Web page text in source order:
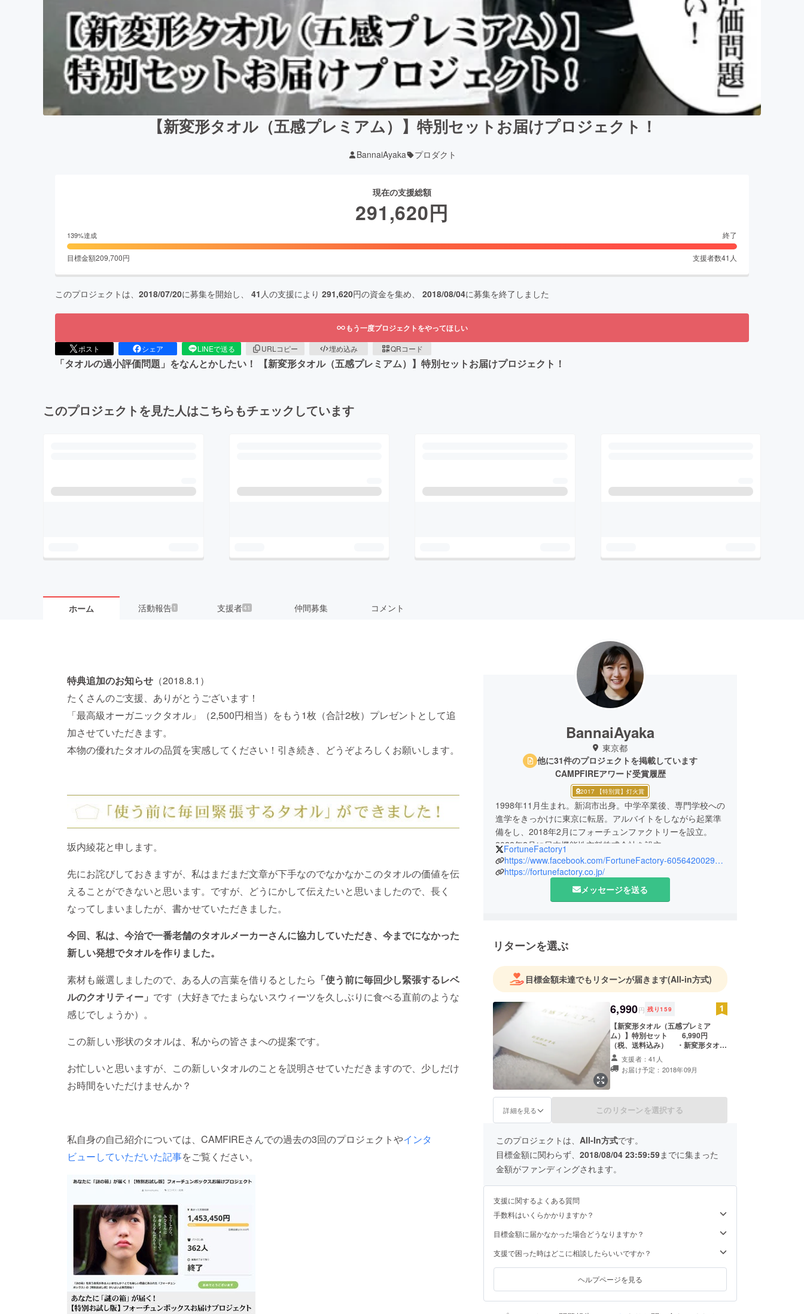
【新変形タオル（五感プレミアム）】特別セットお届けプロジェクト！
BannaiAyaka プロダクト
現在の支援総額
291,620円
139%達成 終了
目標金額209,700円 支援者数41 人
このプロジェクトは、 2018/07/20に募集を開始し、 41 人の支援により 291,620円の資金を集め、 2018/08/04に募集を終了しました
もう一度プロジェクトをやってほしい
ポスト シェア LINEで送る URLコピー 埋め込み QRコード
「タオルの過小評価問題」をなんとかしたい！ 【新変形タオル（五感プレミアム）】特別セットお届けプロジェクト！
このプロジェクトを見た人はこちらもチェックしています
ホーム 活動報告 1 支援者41 仲間募集 コメント
特典追加のお知らせ （2018.8.1）
たくさんのご支援、ありがとうございます！
「最高級オーガニックタオル」（2,500円相当）をもう1枚（合計2枚）プレゼントとして追
加させていただきます。
本物の優れたタオルの品質を実感してください！引き続き、どうぞよろしくお願いします。
坂内綾花と申します。
先にお詫びしておきますが、私はまだまだ文章が下手なのでなかなかこのタオルの価値を伝
えることができないと思います。ですが、どうにかして伝えたいと思いましたので、長く
なってしまいましたが、書かせていただきました。
今回、私は、今治で一番老舗のタオルメーカーさんに協力していただき、今までになかった
新しい発想でタオルを作りました。
素材も厳選しましたので、ある人の言葉を借りるとしたら 「使う前に毎回少し緊張するレベ
ルのクオリティー」 です（大好きでたまらないスウィーツを久しぶりに食べる直前のような
感じでしょうか）。
この新しい形状のタオルは、私からの皆さまへの提案です。
お忙しいと思いますが、この新しいタオルのことを説明させていただきますので、少しだけ
お時間をいただけませんか？
私自身の自己紹介については、CAMFIREさんでの過去の3回のプロジェクトやインタ
ビューしていただいた記事をご覧ください。
BannaiAyaka
東京都
他に31件のプロジェクトを掲載しています
CAMPFIREアワード受賞履歴
2017 【特別賞】灯火賞
1998年11月生まれ。新潟市出身。中学卒業後、専門学校への
進学をきっかけに東京に転居。アルバイトをしながら起業準
備をし、2018年2月にフォーチュンファクトリーを設立。
2022年2月に日本機能性衣料株式会社を設立。
お客様が喜ぶ商品やサービスを考えたり探してくるのが得意
（なつもり）です。何が入っているかわからないフォーチュ
ンボックスをヒット商品にするために努力の毎日です！
FortuneFactory1
https://www.facebook.com/FortuneFactory-605642002969368/
https://fortunefactory.co.jp/
メッセージを送る
リターンを選ぶ
目標金額未達でもリターンが届きます(All-in方式)
6,990円 残り159
【新変形タオル（五感プレミア
ム）】特別セット 6,990円
（税、送料込み） ・新変形タオル
（税込 6,480円） 1枚 ・最高
級オーガニックタオル 1枚 ※「新
変形タオル」のサイズは長方形とし
サイズは一般的なフェイスタオルで
支援者：41人
お届け予定：2018年09月
詳細を見る このリターンを選択する
このプロジェクトは、 All-In方式です。
目標金額に関わらず、 2018/08/04 23:59:59までに集まった
金額がファンディングされます。
支援に関するよくある質問
手数料はいくらかかりますか？
目標金額に届かなかった場合どうなりますか？
支援で困った時はどこに相談したらいいですか？
ヘルプページを見る